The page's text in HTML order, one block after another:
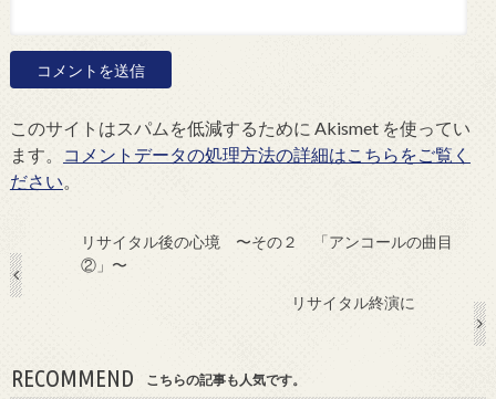
このサイトはスパムを低減するために Akismet を使ってい
ます。
コメントデータの処理方法の詳細はこちらをご覧く
ださい。
リサイタル後の心境 〜その２ 「アンコールの曲目
②」〜
リサイタル終演に
RECOMMEND こちらの記事も人気です。